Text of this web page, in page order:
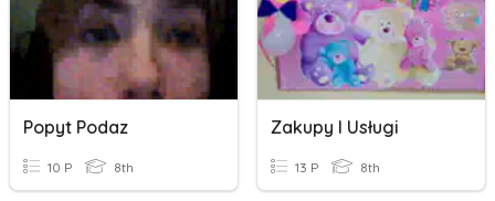
Popyt Podaz
10 P 8th
Zakupy I Usługi
13 P 8th